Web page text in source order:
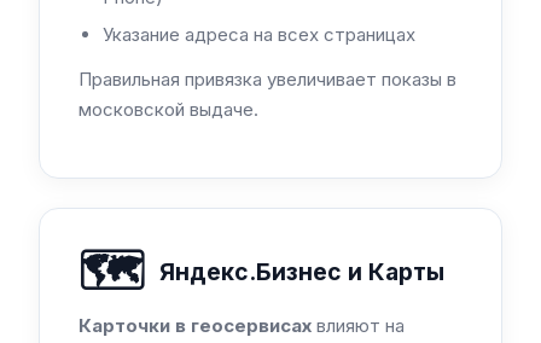
Указание адреса на всех страницах
Правильная привязка увеличивает показы в
московской выдаче.
🗺️ Яндекс.Бизнес и Карты
Карточки в геосервисах влияют на